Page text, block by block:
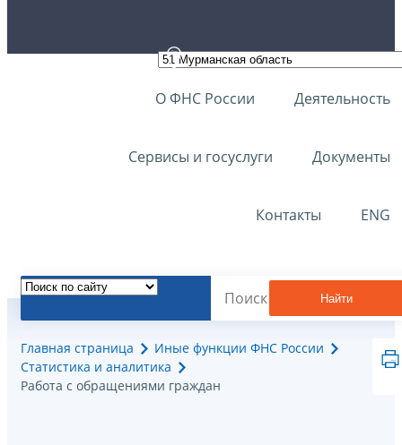
О ФНС России Деятельность
Сервисы и госуслуги Документы
Контакты ENG
Найти
Главная страница
Иные функции ФНС России
Статистика и аналитика
Работа с обращениями граждан